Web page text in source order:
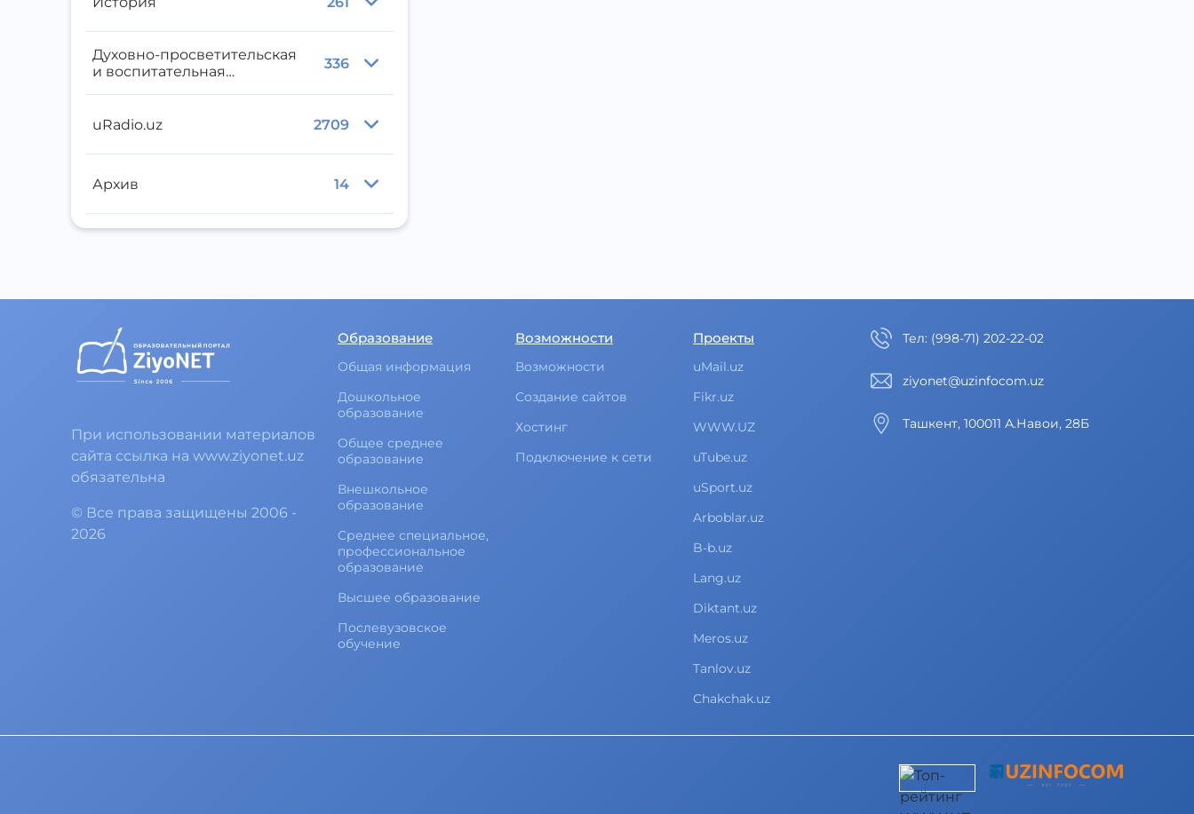
Духовно-просветительская
и воспитательная
336
uRadio.uz 2709
Архив 14
При использовании материалов
сайта ссылка на www.ziyonet.uz
обязательна
© Все права защищены 2006 -
2026
Образование
Общая информация
Дошкольное
образование
Общее среднее
образование
Внешкольное
образование
Среднее специальное,
профессиональное
образование
Высшее образование
Послевузовское
обучение
Возможности
Возможности
Создание сайтов
Хостинг
Подключение к сети
Проекты
uMail.uz
Fikr.uz
WWW.UZ
uTube.uz
uSport.uz
Arboblar.uz
B-b.uz
Lang.uz
Diktant.uz
Meros.uz
Tanlov.uz
Chakchak.uz
Тел: (998-71) 202-22-02
ziyonet@uzinfocom.uz
Ташкент, 100011 А.Навои, 28Б